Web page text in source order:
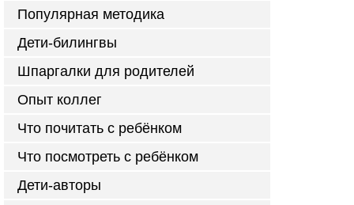
Популярная методика
Дети-билингвы
Шпаргалки для родителей
Опыт коллег
Что почитать с ребёнком
Что посмотреть с ребёнком
Дети-авторы